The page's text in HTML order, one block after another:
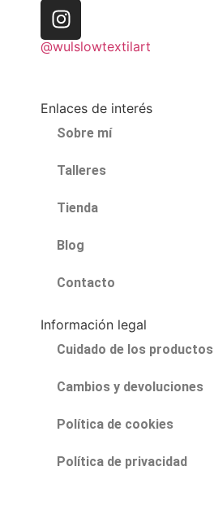
@wulslowtextilart
Enlaces de interés
Sobre mí
Talleres
Tienda
Blog
Contacto
Información legal
Cuidado de los productos
Cambios y devoluciones
Política de cookies
Política de privacidad